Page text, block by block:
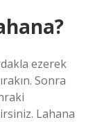
ezerek
Sonra
Lahana